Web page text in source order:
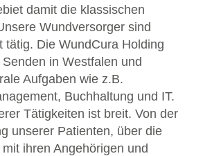
damit die klassischen
Wundversorger sind
tätig. Die WundCura Holding
in Westfalen und
Aufgaben wie z.B.
Buchhaltung und IT.
Tätigkeiten ist breit. Von der
unserer Patienten, über die
ihren Angehörigen und